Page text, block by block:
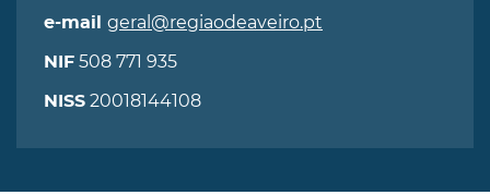
e-mail geral@regiaodeaveiro.pt
NIF 508 771 935
NISS 20018144108